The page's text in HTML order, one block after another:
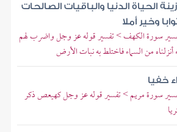
الحياة الدنيا والباقيات الصالحات
وخير أملا
سورة الكهف > تفسير قوله عز وجل واضرب لهم
أنزلناه من السماء فاختلط به نبات الأرض
خفيا
سورة مريم > تفسير قوله عز وجل كهيعص ذكر